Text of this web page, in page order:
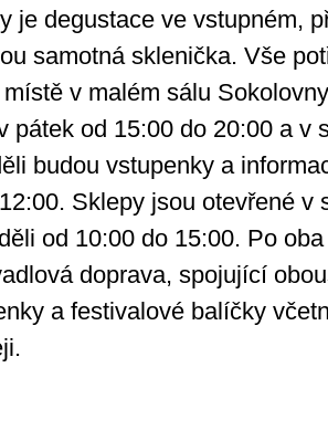
je degustace ve vstupném,
samotná sklenička. Vše
v malém sálu
pátek od 15:00 do 20:00 a v
budou vstupenky a
Sklepy jsou otevřené v
od 10:00 do 15:00. Po
doprava, spojující
a festivalové balíčky